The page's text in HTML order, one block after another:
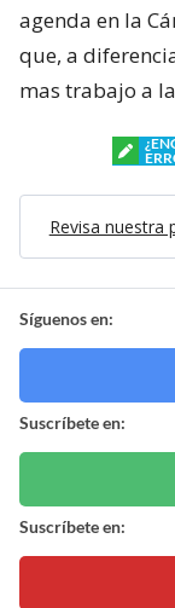
agenda en la
que, a
mas trabajo a
Revisa nuestra
Síguenos en:
Suscríbete en:
Suscríbete en: